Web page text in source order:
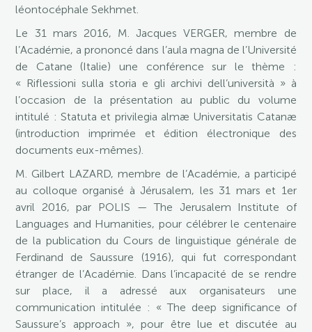
léontocéphale Sekhmet.
Le 31 mars 2016, M. Jacques VERGER, membre de
l’Académie, a prononcé dans l’aula magna de l’Université
de Catane (Italie) une conférence sur le thème :
« Riflessioni sulla storia e gli archivi dell’università » à
l’occasion de la présentation au public du volume
intitulé : Statuta et privilegia almæ Universitatis Catanæ
(introduction imprimée et édition électronique des
documents eux-mêmes).
M. Gilbert LAZARD, membre de l’Académie, a participé
au colloque organisé à Jérusalem, les 31 mars et 1er
avril 2016, par POLIS — The Jerusalem Institute of
Languages and Humanities, pour célébrer le centenaire
de la publication du Cours de linguistique générale de
Ferdinand de Saussure (1916), qui fut correspondant
étranger de l’Académie. Dans l’incapacité de se rendre
sur place, il a adressé aux organisateurs une
communication intitulée : « The deep significance of
Saussure’s approach », pour être lue et discutée au